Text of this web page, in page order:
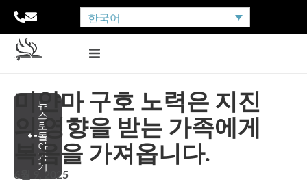
한국어
뉴
스
로
돌
아
가
기
미얀마 구호 노력은 지진
의 영향을 받는 가족에게
복음을 가져옵니다.
6월 9, 2025